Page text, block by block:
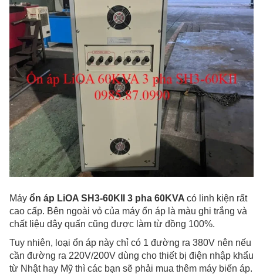
Máy ổn áp LiOA SH3-60KII 3 pha 60KVA có linh kiện rất
cao cấp. Bên ngoài vỏ của máy ổn áp là màu ghi trắng và
chất liệu dây quấn cũng được làm từ đồng 100%.
Tuy nhiên, loại ổn áp này chỉ có 1 đường ra 380V nên nếu
cần đường ra 220V/200V dùng cho thiết bị điện nhập khẩu
từ Nhật hay Mỹ thì các bạn sẽ phải mua thêm máy biến áp.